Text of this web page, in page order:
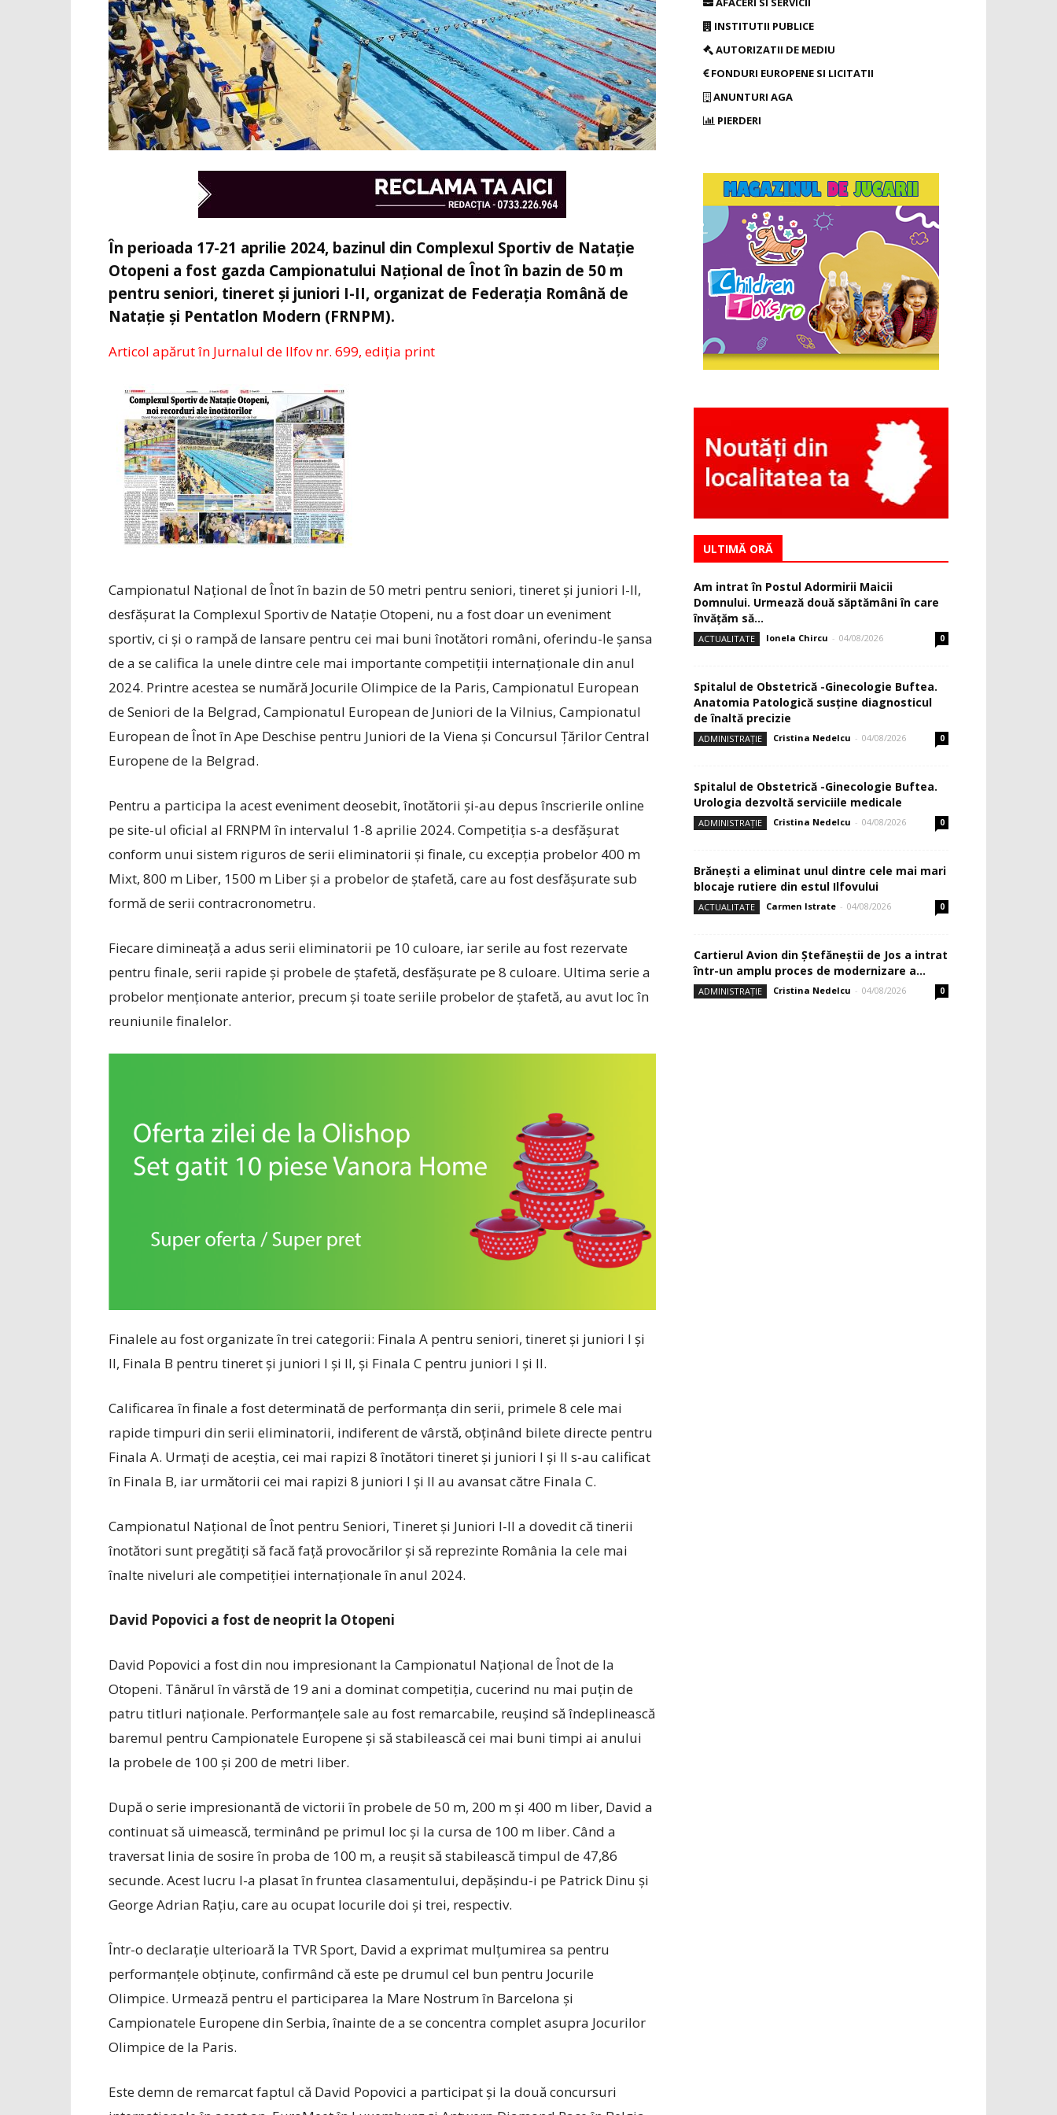
În perioada 17-21 aprilie 2024, bazinul din Complexul Sportiv de Natație
Otopeni a fost gazda Campionatului Național de Înot în bazin de 50 m
pentru seniori, tineret și juniori I-II, organizat de Federația Română de
Natație și Pentatlon Modern (FRNPM).
Articol apărut în Jurnalul de Ilfov nr. 699, ediția print
Campionatul Național de Înot în bazin de 50 metri pentru seniori, tineret și juniori I-II,
desfășurat la Complexul Sportiv de Natație Otopeni, nu a fost doar un eveniment
sportiv, ci și o rampă de lansare pentru cei mai buni înotători români, oferindu-le șansa
de a se califica la unele dintre cele mai importante competiții internaționale din anul
2024. Printre acestea se numără Jocurile Olimpice de la Paris, Campionatul European
de Seniori de la Belgrad, Campionatul European de Juniori de la Vilnius, Campionatul
European de Înot în Ape Deschise pentru Juniori de la Viena și Concursul Țărilor Central
Europene de la Belgrad.
Pentru a participa la acest eveniment deosebit, înotătorii și-au depus înscrierile online
pe ­site-ul oficial al FRNPM în intervalul 1-8 aprilie 2024. Competiția s-a desfășurat
conform unui sistem riguros de serii eliminatorii și finale, cu excepția probelor 400 m
Mixt, 800 m Liber, 1500 m Liber și a probelor de ștafetă, care au fost desfășurate sub
formă de serii contracronometru.
Fiecare dimineață a adus serii eliminatorii pe 10 culoare, iar serile au fost rezervate
pentru finale, serii rapide și probele de ștafetă, desfășurate pe 8 culoare. Ultima serie a
probelor menționate anterior, precum și toate seriile probelor de ștafetă, au avut loc în
reuniunile finalelor.
Finalele au fost organizate în trei categorii: Finala A pentru seniori, tineret și juniori I și
II, Finala B pentru tineret și juniori I și II, și Finala C pentru juniori I și II.
Calificarea în finale a fost determinată de performanța din serii, primele 8 cele mai
rapide timpuri din serii eliminatorii, indiferent de vârstă, obținând bilete directe pentru
Finala A. Urmați de aceștia, cei mai rapizi 8 înotători tineret și juniori I și II s-au calificat
în Finala B, iar următorii cei mai rapizi 8 juniori I și II au avansat către Finala C.
Campionatul Național de Înot pentru Seniori, Tineret și Juniori I-II a dovedit că tinerii
înotători sunt pregătiți să facă față provocărilor și să reprezinte România la cele mai
înalte niveluri ale competiției internaționale în anul 2024.
David Popovici a fost de neoprit la Otopeni
David Popovici a fost din nou impresionant la Campionatul Național de Înot de la
Otopeni. Tânărul în vârstă de 19 ani a dominat competiția, cucerind nu mai puțin de
patru titluri naționale. Performanțele sale au fost remarcabile, reușind să îndeplinească
baremul pentru Campionatele Europene și să stabilească cei mai buni timpi ai anului
la probele de 100 și 200 de metri liber.
După o serie impresionantă de victorii în probele de 50 m, 200 m și 400 m liber, David a
continuat să uimească, terminând pe primul loc și la cursa de 100 m liber. Când a
traversat linia de sosire în proba de 100 m, a reușit să stabilească timpul de 47,86
secunde. Acest lucru l-a plasat în fruntea clasamentului, depășindu-i pe Patrick Dinu și
George Adrian Rațiu, care au ocupat locurile doi și trei, respectiv.
Într-o declarație ulterioară la TVR Sport, David a exprimat mulțumirea sa pentru
performanțele obținute, confirmând că este pe drumul cel bun pentru Jocurile
Olimpice. Urmează pentru el participarea la Mare Nostrum în Barcelona și
Campionatele Europene din Serbia, înainte de a se concentra complet asupra Jocurilor
Olimpice de la Paris.
Este demn de remarcat faptul că David Popovici a participat și la două concursuri
INSTITUTII PUBLICE
AUTORIZATII DE MEDIU
FONDURI EUROPENE SI LICITATII
ANUNTURI AGA
PIERDERI
ULTIMĂ ORĂ
Am intrat în Postul Adormirii Maicii
Domnului. Urmează două săptămâni în care
învăţăm să...
ACTUALITATE Ionela Chircu - 04/08/2026 0
Spitalul de Obstetrică -Ginecologie Buftea.
Anatomia Patologică susţine diagnosticul
de înaltă precizie
ADMINISTRAȚIE Cristina Nedelcu - 04/08/2026 0
Spitalul de Obstetrică -Ginecologie Buftea.
Urologia dezvoltă serviciile medicale
ADMINISTRAȚIE Cristina Nedelcu - 04/08/2026 0
Brănești a eliminat unul dintre cele mai mari
blocaje rutiere din estul Ilfovului
ACTUALITATE Carmen Istrate - 04/08/2026 0
Cartierul Avion din Ştefăneştii de Jos a intrat
într-un amplu proces de modernizare a...
ADMINISTRAȚIE Cristina Nedelcu - 04/08/2026 0